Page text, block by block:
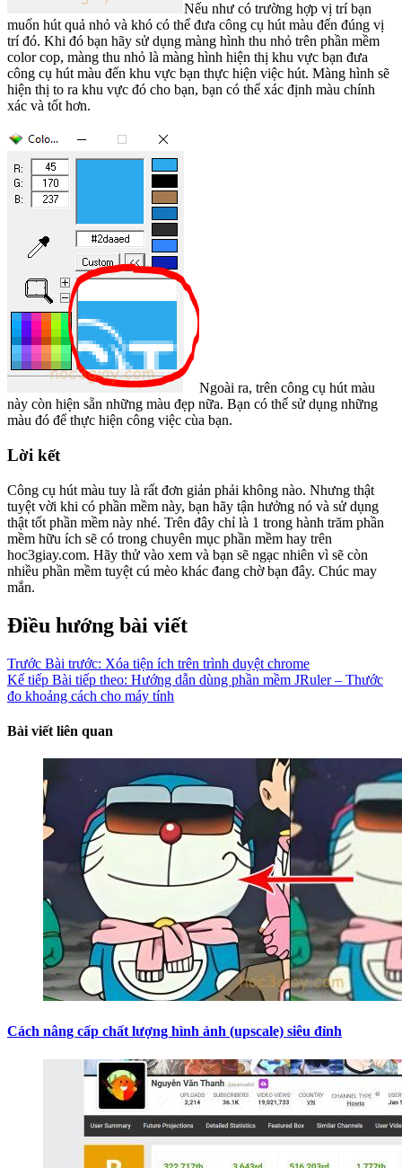
Nếu như có trường hợp vị trí bạn
muốn hút quả nhỏ và khó có thể đưa công cụ hút màu đến đúng vị
trí đó. Khi đó bạn hãy sử dụng màng hình thu nhỏ trên phần mềm
color cop, màng thu nhỏ là màng hình hiện thị khu vực bạn đưa
công cụ hút màu đến khu vực bạn thực hiện việc hút. Màng hình sẽ
hiện thị to ra khu vực đó cho bạn, bạn có thể xác định màu chính
xác và tốt hơn.
Ngoài ra, trên công cụ hút màu
này còn hiện sẵn những màu đẹp nữa. Bạn có thể sử dụng những
màu đó để thực hiện công việc cùa bạn.
Lời kết
Công cụ hút màu tuy là rất đơn giản phải không nào. Nhưng thật
tuyệt vời khi có phần mềm này, bạn hãy tận hưởng nó và sử dụng
thật tốt phần mềm này nhé. Trên đây chỉ là 1 trong hành trăm phần
mềm hữu ích sẽ có trong chuyên mục phần mềm hay trên
hoc3giay.com. Hãy thử vào xem và bạn sẽ ngạc nhiên vì sẽ còn
nhiều phần mềm tuyệt cú mèo khác đang chờ bạn đây. Chúc may
mắn.
Điều hướng bài viết
Trước Bài trước: Xóa tiện ích trên trình duyệt chrome
Kế tiếp Bài tiếp theo: Hướng dẫn dùng phần mềm JRuler – Thước
đo khoảng cách cho máy tính
Bài viết liên quan
Cách nâng cấp chất lượng hình ảnh (upscale) siêu đỉnh